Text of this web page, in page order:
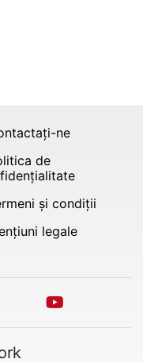
ne
de
şi condiții
legale
youtube